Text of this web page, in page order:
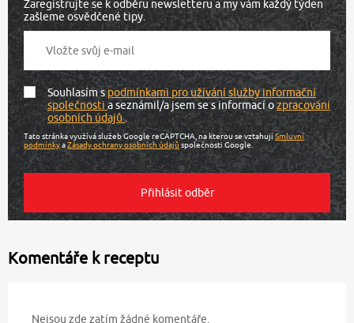
Zaregistrujte se k odběru newsletteru a my vám každý týden
zašleme osvědčené tipy.
Souhlasím spodmínkami pro užívání služby informační
společnostia seznámil/a jsem se s informací ozpracování
osobních údajů.
Tato stránka využívá služeb Google reCAPTCHA, na kterou se vztahujíSmluvní
podmínkyaZásady ochrany osobních údajů společnosti Google.
Komentáře k receptu
Nejsou zde zatím žádné komentáře.